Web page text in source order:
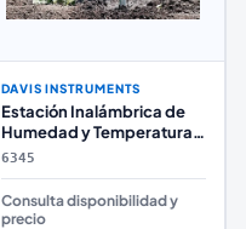
DAVIS INSTRUMENTS
Estación Inalámbrica de
Humedad y Temperatura
de Hoja y Suelo Davis
6345
Consulta disponibilidad y
precio